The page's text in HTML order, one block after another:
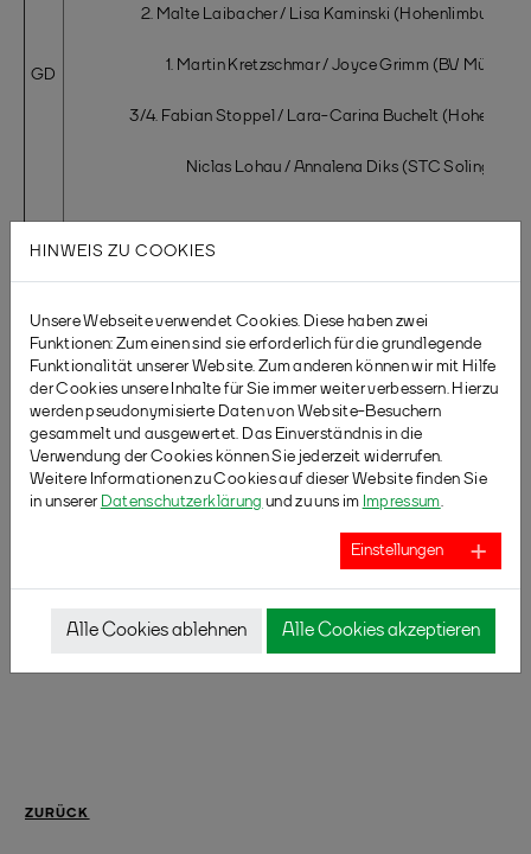
GD
2. Malte Laibacher / Lisa Kaminski (Hohenlimburg/
1. Martin Kretzschmar / Joyce Grimm (BV
3/4. Fabian Stoppel / Lara-Carina Buchelt
Niclas Lohau / Annalena Diks (STC Solingen)
Meisterschaften O19 in NRW
ZURÜCK
HINWEIS ZU COOKIES
Unsere Webseite verwendet Cookies. Diese haben zwei
Funktionen: Zum einen sind sie erforderlich für die grundlegende
Funktionalität unserer Website. Zum anderen können wir mit Hilfe
der Cookies unsere Inhalte für Sie immer weiter verbessern. Hierzu
werden pseudonymisierte Daten von Website-Besuchern
gesammelt und ausgewertet. Das Einverständnis in die
Verwendung der Cookies können Sie jederzeit widerrufen.
Weitere Informationen zu Cookies auf dieser Website finden Sie
in unserer Datenschutzerklärung und zu uns im Impressum.
Einstellungen
Alle Cookies ablehnen Alle Cookies akzeptieren